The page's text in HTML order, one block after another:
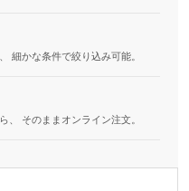
細かな条件で絞り込み可能。
、 そのままオンライン注文。